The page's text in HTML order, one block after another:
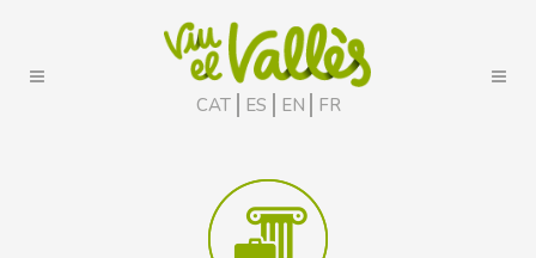
CAT ES EN FR